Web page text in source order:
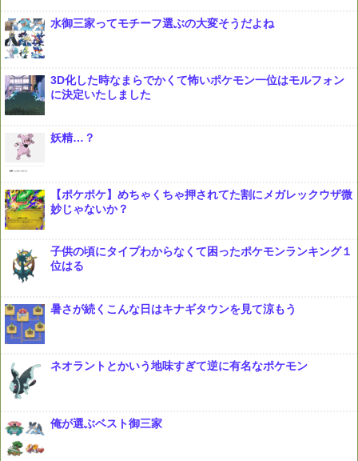
水御三家ってモチーフ選ぶの大変そうだよね
3D化した時なまらでかくて怖いポケモン一位はモルフォン
に決定いたしました
妖精…？
【ポケポケ】めちゃくちゃ押されてた割にメガレックウザ微
妙じゃないか？
子供の頃にタイプわからなくて困ったポケモンランキング１
位はる
暑さが続くこんな日はキナギタウンを見て涼もう
ネオラントとかいう地味すぎて逆に有名なポケモン
俺が選ぶベスト御三家